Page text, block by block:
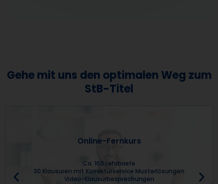
Gehe mit uns den optimalen Weg zum
StB-Titel
Online-Fernkurs
Ca. 160 Lehrbriefe
30 Klausuren mit Korrekturservice Musterlösungen
Video-Klausurbesprechungen